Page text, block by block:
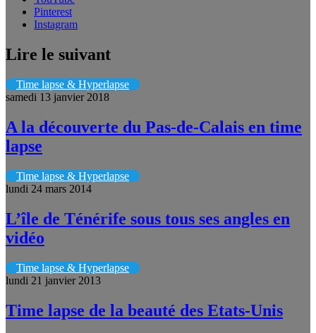
Pinterest
Instagram
Lire le suivant
Time lapse & Hyperlapse
samedi 13 janvier 2018
A la découverte du Pas-de-Calais en time
lapse
Time lapse & Hyperlapse
lundi 24 mars 2014
L’île de Ténérife sous tous ses angles en
vidéo
Time lapse & Hyperlapse
lundi 21 janvier 2013
Time lapse de la beauté des Etats-Unis